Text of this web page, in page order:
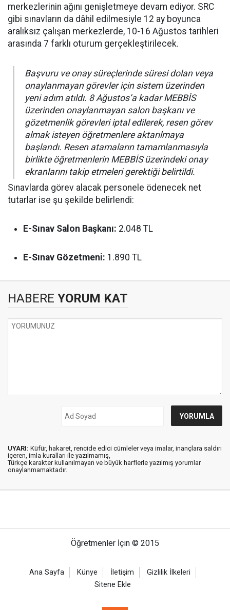
merkezlerinin ağını genişletmeye devam ediyor. SRC
gibi sınavların da dâhil edilmesiyle 12 ay boyunca
aralıksız çalışan merkezlerde, 10-16 Ağustos tarihleri
arasında 7 farklı oturum gerçekleştirilecek.
Başvuru ve onay süreçlerinde süresi dolan veya
onaylanmayan görevler için sistem üzerinden
yeni adım atıldı. 8 Ağustos’a kadar MEBBİS
üzerinden onaylanmayan salon başkanı ve
gözetmenlik görevleri iptal edilerek, resen görev
almak isteyen öğretmenlere aktarılmaya
başlandı. Resen atamaların tamamlanmasıyla
birlikte öğretmenlerin MEBBİS üzerindeki onay
ekranlarını takip etmeleri gerektiği belirtildi.
Sınavlarda görev alacak personele ödenecek net
tutarlar ise şu şekilde belirlendi:
E-Sınav Salon Başkanı: 2.048 TL
E-Sınav Gözetmeni: 1.890 TL
HABERE YORUM KAT
UYARI: Küfür, hakaret, rencide edici cümleler veya imalar, inançlara saldırı
içeren, imla kuralları ile yazılmamış,
Türkçe karakter kullanılmayan ve büyük harflerle yazılmış yorumlar
onaylanmamaktadır.
Öğretmenler İçin © 2015
Ana Sayfa Künye İletişim
Gizlilik İlkeleri
Sitene Ekle